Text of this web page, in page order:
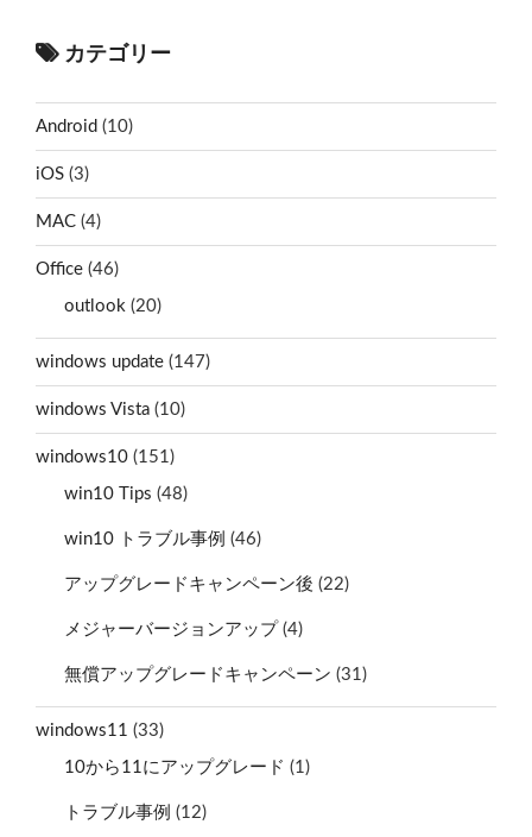
カテゴリー
Android (10)
iOS (3)
MAC (4)
Office (46)
outlook (20)
windows update (147)
windows Vista (10)
windows10 (151)
win10 Tips (48)
win10 トラブル事例 (46)
アップグレードキャンペーン後 (22)
メジャーバージョンアップ (4)
無償アップグレードキャンペーン (31)
windows11 (33)
10から11にアップグレード (1)
トラブル事例 (12)